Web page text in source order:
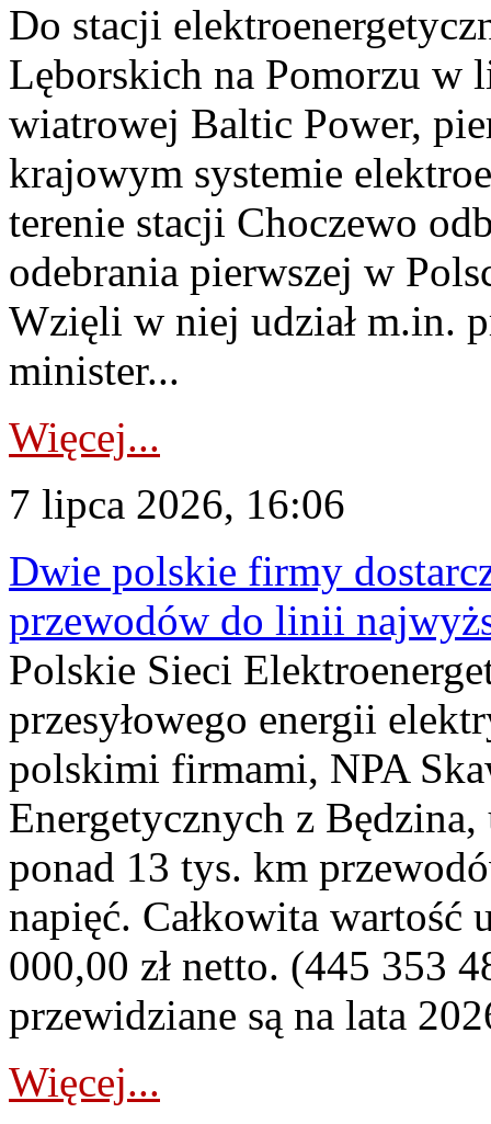
Do stacji
Lęborskich na Pomorzu w
wiatrowej Baltic Power,
krajowym systemie
terenie stacji Choczewo
odebrania pierwszej w
Wzięli w niej udział m.in.
minister...
Więcej...
7 lipca 2026, 16:06
Dwie polskie firmy
przewodów do linii
Polskie Sieci
przesyłowego energii
polskimi firmami, NPA
Energetycznych z
ponad 13 tys. km
napięć. Całkowita
000,00 zł netto. (445 353
przewidziane są na lata
Więcej...